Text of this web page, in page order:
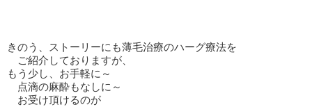
きのう、ストーリーにも薄毛治療のハーグ療法を
ご紹介しておりますが、
もう少し、お手軽に～
点滴の麻酔もなしに～
お受け頂けるのが